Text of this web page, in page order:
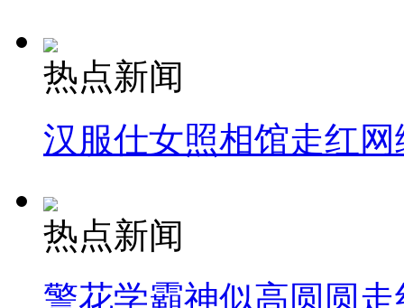
热点新闻
汉服仕女照相馆走红网
热点新闻
警花学霸神似高圆圆走